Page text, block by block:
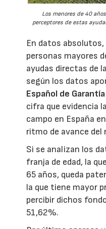
Los menores de 40
perceptores de estas
En datos
personas mayores
ayudas directas de
según los datos
Español de
cifra que evidencia
campo en España
ritmo de avance del
Si se analizan los
franja de edad, la
65 años, queda
la que tiene mayor
percibir dichos
51,62%.